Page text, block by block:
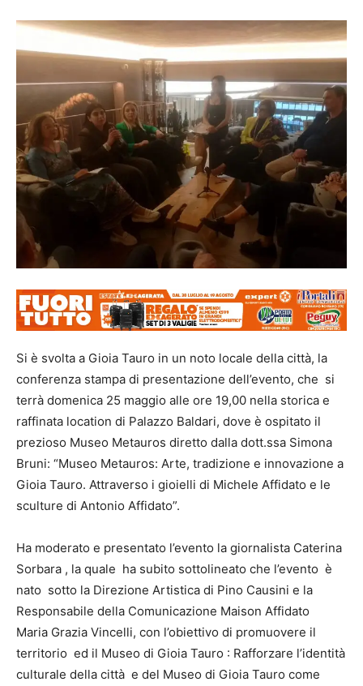
Si è svolta a Gioia Tauro in un noto locale della città, la
conferenza stampa di presentazione dell’evento, che si
terrà domenica 25 maggio alle ore 19,00 nella storica e
raffinata location di Palazzo Baldari, dove è ospitato il
prezioso Museo Metauros diretto dalla dott.ssa Simona
Bruni: “Museo Metauros: Arte, tradizione e innovazione a
Gioia Tauro. Attraverso i gioielli di Michele Affidato e le
sculture di Antonio Affidato”.
Ha moderato e presentato l’evento la giornalista Caterina
Sorbara , la quale ha subito sottolineato che l’evento è
nato sotto la Direzione Artistica di Pino Causini e la
Responsabile della Comunicazione Maison Affidato
Maria Grazia Vincelli, con l’obiettivo di promuovere il
territorio ed il Museo di Gioia Tauro : Rafforzare l’identità
culturale della città e del Museo di Gioia Tauro come